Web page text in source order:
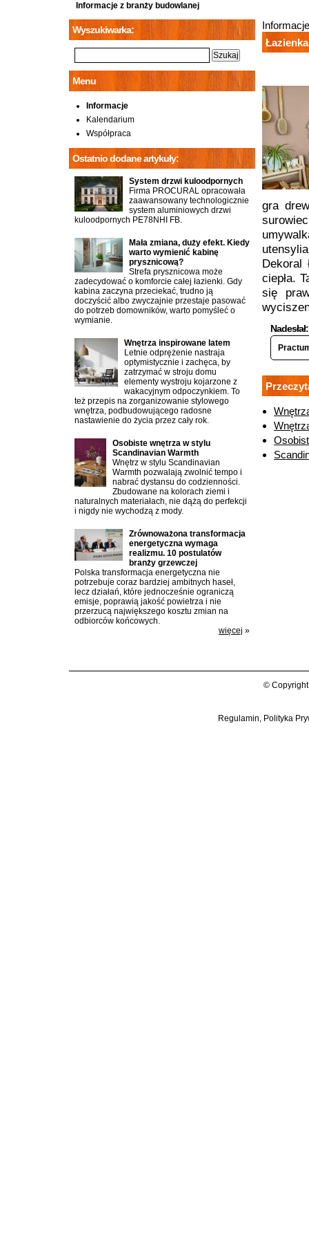
Informacje z branży budowlanej
gra
Dekoral
ciepła.
się
Nadesłał:
Wyszukiwarka:
Menu
Informacje
Kalendarium
Współpraca
Ostatnio dodane artykuły:
System drzwi kuloodpornych
Firma PROCURAL opracowała
zaawansowany technologicznie
system aluminiowych drzwi
kuloodpornych PE78NHI FB.
Mała zmiana, duży efekt. Kiedy
warto wymienić kabinę
prysznicową?
Strefa prysznicowa może
zadecydować o komforcie całej łazienki. Gdy
kabina zaczyna przeciekać, trudno ją
doczyścić albo zwyczajnie przestaje pasować
do potrzeb domowników, warto pomyśleć o
wymianie.
Wnętrza inspirowane latem
Letnie odprężenie nastraja
optymistycznie i zachęca, by
zatrzymać w stroju domu
elementy wystroju kojarzone z
wakacyjnym odpoczynkiem. To
też przepis na zorganizowanie stylowego
wnętrza, podbudowującego radosne
nastawienie do życia przez cały rok.
Osobiste wnętrza w stylu
Scandinavian Warmth
Wnętrz w stylu Scandinavian
Warmth pozwalają zwolnić tempo i
nabrać dystansu do codzienności.
Zbudowane na kolorach ziemi i
naturalnych materiałach, nie dążą do perfekcji
i nigdy nie wychodzą z mody.
Zrównoważona transformacja
energetyczna wymaga
realizmu. 10 postulatów
branży grzewczej
Polska transformacja energetyczna nie
potrzebuje coraz bardziej ambitnych haseł,
lecz działań, które jednocześnie ograniczą
emisje, poprawią jakość powietrza i nie
przerzucą największego kosztu zmian na
odbiorców końcowych.
więcej »
©
Regulamin, Polityka